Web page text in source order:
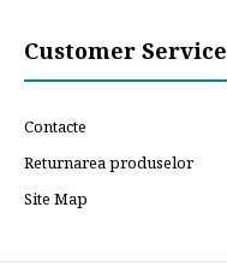
Customer Service
Contacte
Returnarea produselor
Site Map